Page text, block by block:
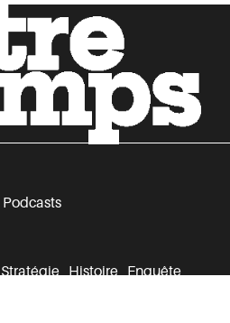
Podcasts
Stratégie Histoire Enquête